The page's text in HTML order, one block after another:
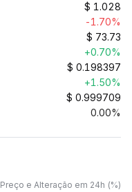
$ 1.028
-1.70%
$ 73.73
+0.70%
$ 0.198397
+1.50%
$ 0.999709
0.00%
Preço e Alteração em 24h (%)